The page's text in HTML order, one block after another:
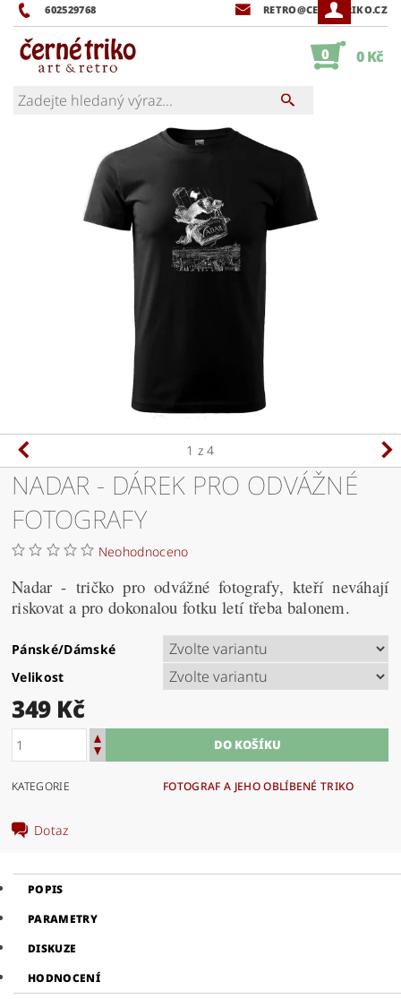
602529768 RETRO@CERNETRIKO.CZ
0 0 Kč
1 z 4
NADAR - DÁREK PRO ODVÁŽNÉ
FOTOGRAFY
Neohodnoceno
Nadar - tričko pro odvážné fotografy, kteří neváhají
riskovat a pro dokonalou fotku letí třeba balonem.
Pánské/Dámské
Velikost
349 Kč
KATEGORIE FOTOGRAF A JEHO OBLÍBENÉ TRIKO
Dotaz
POPIS
PARAMETRY
DISKUZE
HODNOCENÍ